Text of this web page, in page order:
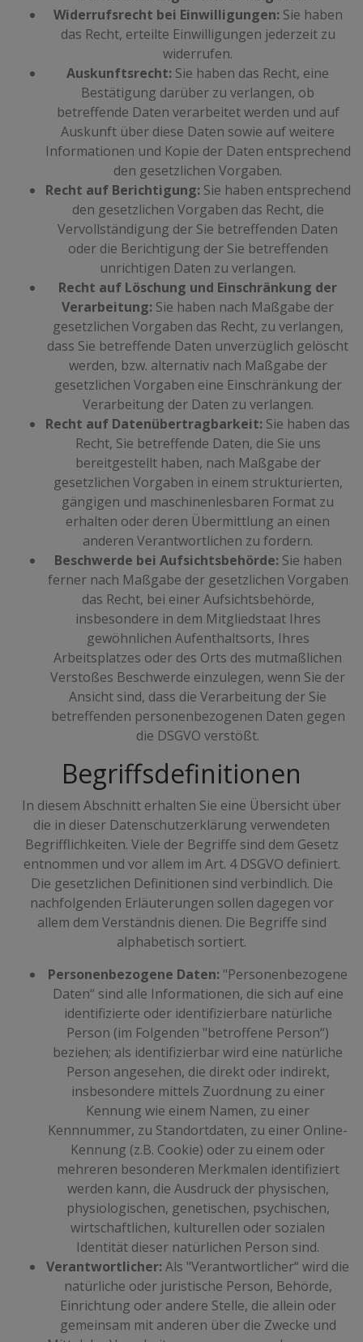
Widerrufsrecht bei Einwilligungen:Sie haben
das Recht, erteilte Einwilligungen jederzeit zu
widerrufen.
Auskunftsrecht: Sie haben das Recht, eine
Bestätigung darüber zu verlangen, ob
betreffende Daten verarbeitet werden und auf
Auskunft über diese Daten sowie auf weitere
Informationen und Kopie der Daten entsprechend
den gesetzlichen Vorgaben.
Recht auf Berichtigung:Sie haben entsprechend
den gesetzlichen Vorgaben das Recht, die
Vervollständigung der Sie betreffenden Daten
oder die Berichtigung der Sie betreffenden
unrichtigen Daten zu verlangen.
Recht auf Löschung und Einschränkung der
Verarbeitung: Sie haben nach Maßgabe der
gesetzlichen Vorgaben das Recht, zu verlangen,
dass Sie betreffende Daten unverzüglich gelöscht
werden, bzw. alternativ nach Maßgabe der
gesetzlichen Vorgaben eine Einschränkung der
Verarbeitung der Daten zu verlangen.
Recht auf Datenübertragbarkeit: Sie haben das
Recht, Sie betreffende Daten, die Sie uns
bereitgestellt haben, nach Maßgabe der
gesetzlichen Vorgaben in einem strukturierten,
gängigen und maschinenlesbaren Format zu
erhalten oder deren Übermittlung an einen
anderen Verantwortlichen zu fordern.
Beschwerde bei Aufsichtsbehörde:Sie haben
ferner nach Maßgabe der gesetzlichen Vorgaben
das Recht, bei einer Aufsichtsbehörde,
insbesondere in dem Mitgliedstaat Ihres
gewöhnlichen Aufenthaltsorts, Ihres
Arbeitsplatzes oder des Orts des mutmaßlichen
Verstoßes Beschwerde einzulegen, wenn Sie der
Ansicht sind, dass die Verarbeitung der Sie
betreffenden personenbezogenen Daten gegen
die DSGVO verstößt.
Begriffsdefinitionen
In diesem Abschnitt erhalten Sie eine Übersicht über
die in dieser Datenschutzerklärung verwendeten
Begrifflichkeiten. Viele der Begriffe sind dem Gesetz
entnommen und vor allem im Art. 4 DSGVO definiert.
Die gesetzlichen Definitionen sind verbindlich. Die
nachfolgenden Erläuterungen sollen dagegen vor
allem dem Verständnis dienen. Die Begriffe sind
alphabetisch sortiert.
Personenbezogene Daten: "Personenbezogene
Daten“ sind alle Informationen, die sich auf eine
identifizierte oder identifizierbare natürliche
Person (im Folgenden "betroffene Person“)
beziehen; als identifizierbar wird eine natürliche
Person angesehen, die direkt oder indirekt,
insbesondere mittels Zuordnung zu einer
Kennung wie einem Namen, zu einer
Kennnummer, zu Standortdaten, zu einer Online-
Kennung (z.B. Cookie) oder zu einem oder
mehreren besonderen Merkmalen identifiziert
werden kann, die Ausdruck der physischen,
physiologischen, genetischen, psychischen,
wirtschaftlichen, kulturellen oder sozialen
Identität dieser natürlichen Person sind.
Verantwortlicher:Als "Verantwortlicher“ wird die
natürliche oder juristische Person, Behörde,
Einrichtung oder andere Stelle, die allein oder
gemeinsam mit anderen über die Zwecke und